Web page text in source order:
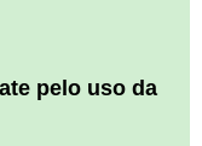
pelo uso da